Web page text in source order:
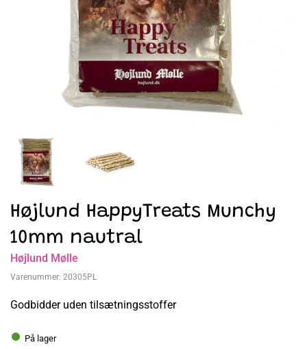
Højlund HappyTreats Munchy
10mm nautral
Højlund Mølle
Varenummer: 20305PL
Godbidder uden tilsætningsstoffer
På lager